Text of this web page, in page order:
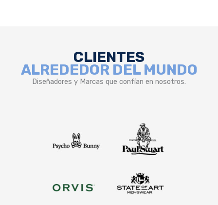
CLIENTES
ALREDEDOR DEL MUNDO
Diseñadores y Marcas que confían en nosotros.